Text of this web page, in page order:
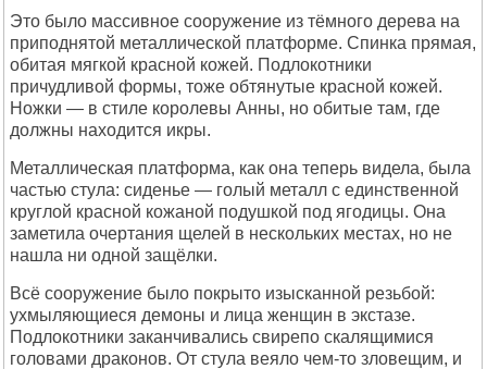
Это было массивное сооружение из тёмного дерева на
приподнятой металлической платформе. Спинка прямая,
обитая мягкой красной кожей. Подлокотники
причудливой формы, тоже обтянутые красной кожей.
Ножки — в стиле королевы Анны, но обитые там, где
должны находится икры.
Металлическая платформа, как она теперь видела, была
частью стула: сиденье — голый металл с единственной
круглой красной кожаной подушкой под ягодицы. Она
заметила очертания щелей в нескольких местах, но не
нашла ни одной защёлки.
Всё сооружение было покрыто изысканной резьбой:
ухмыляющиеся демоны и лица женщин в экстазе.
Подлокотники заканчивались свирепо скалящимися
головами драконов. От стула веяло чем-то зловещим, и